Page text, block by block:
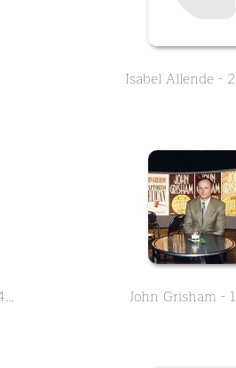
Isabel Allende -
Isabel Allende - Bibliografia 1994-2000 John Grisham -